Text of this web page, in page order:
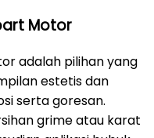
Motor
adalah pilihan yang
estetis dan
serta goresan.
grime atau karat